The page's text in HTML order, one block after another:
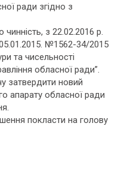
ради згідно з
з 22.02.2016 р.
№1562-34/2015
та чисельності
обласної ради”.
затвердити новий
апарату обласної ради
покласти на голову